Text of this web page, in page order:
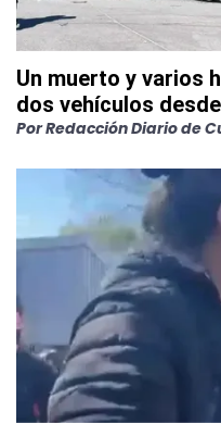
Un muerto y varios
dos vehículos
PorRedacción Diario de